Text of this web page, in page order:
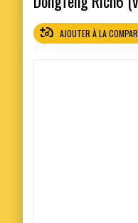
AJOUTER À LA